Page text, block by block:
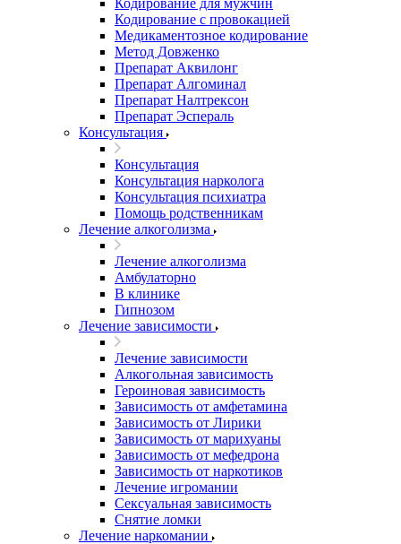
Кодирование для мужчин
Кодирование с провокацией
Медикаментозное кодирование
Метод Довженко
Препарат Аквилонг
Препарат Алгоминал
Препарат Налтрексон
Препарат Эспераль
Консультация
Консультация
Консультация нарколога
Консультация психиатра
Помощь родственникам
Лечение алкоголизма
Лечение алкоголизма
Амбулаторно
В клинике
Гипнозом
Лечение зависимости
Лечение зависимости
Алкогольная зависимость
Героиновая зависимость
Зависимость от амфетамина
Зависимость от Лирики
Зависимость от марихуаны
Зависимость от мефедрона
Зависимость от наркотиков
Лечение игромании
Сексуальная зависимость
Снятие ломки
Лечение наркомании